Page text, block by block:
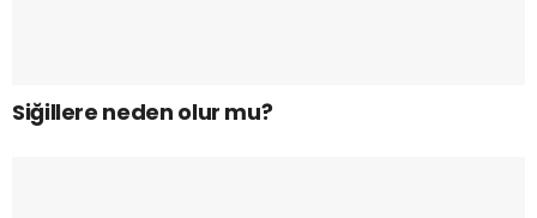
Siğillere neden olur mu?